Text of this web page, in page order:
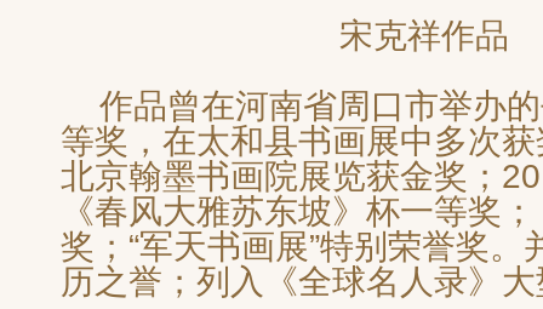
宋克祥作品
作品曾在河南省周口市举办
等奖，在太和县书画展中多次
北京翰墨书画院展览获金奖；
《春风大雅苏东坡》杯一等奖
奖；“军天书画展”特别荣誉奖。
历之誉；列入《全球名人录》